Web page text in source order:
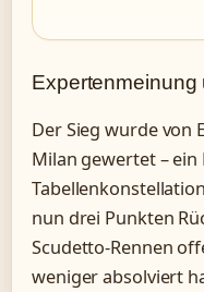
Der Sieg wurde von
Milan gewertet – ein
nun drei Punkten
Scudetto-Rennen
weniger absolviert